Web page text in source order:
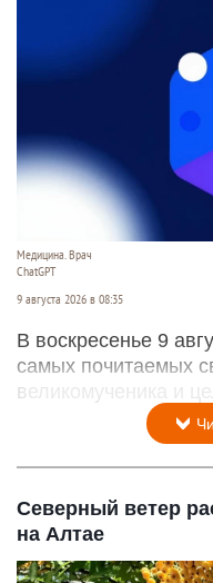
Медицина. Врач
ChatGPT
9 августа 2026 в 08:35
В воскресенье 9
самых почитаемых
великомученика и
Северный ветер
на Алтае